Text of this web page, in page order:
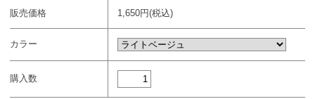
販売価格 1,650円(税込)
カラー
購入数